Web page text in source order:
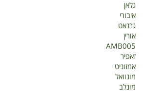
2019
גלאן
איבורי
גרנאט
אורין
AMB005
זאפיר
אמזוניט
מונוואל
מונלב